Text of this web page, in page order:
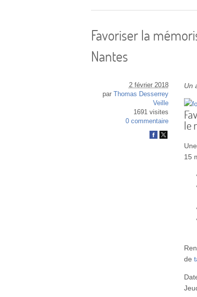
Favoriser la
Nantes
2 février 2018
par Thomas Desserrey
Veille
1691 visites
0 commentaire
Un
le
15
de